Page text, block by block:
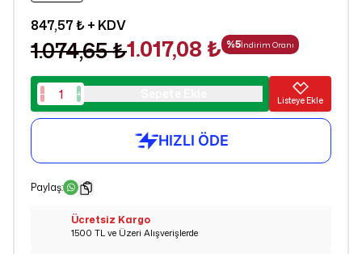
847,57 ₺+ KDV
1.074,65 ₺1.017,08 ₺ %5İndirim Oranı
Listeye Ekle
Paylaş:
Ücretsiz Kargo
1500 TL ve Üzeri Alışverişlerde